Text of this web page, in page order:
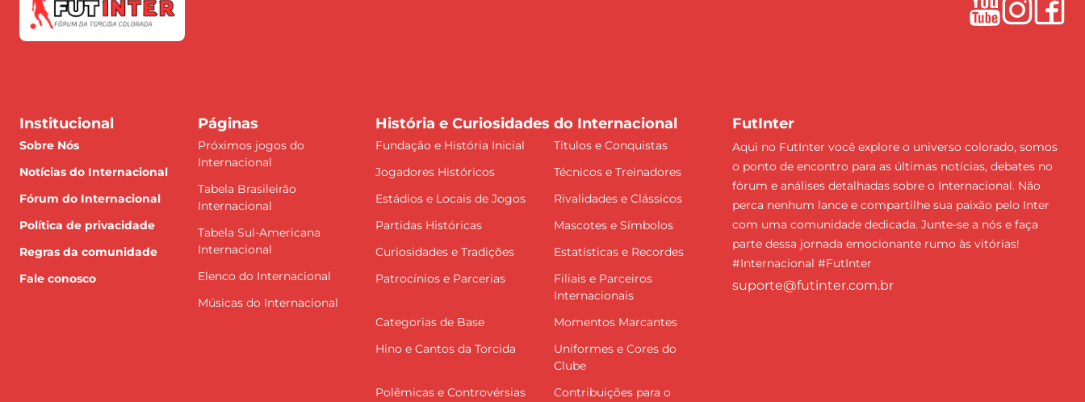
Institucional
Sobre Nós
Notícias do Internacional
Fórum do Internacional
Política de privacidade
Regras da comunidade
Fale conosco
Páginas
Próximos jogos do
Internacional
Tabela Brasileirão
Internacional
Tabela Sul-Americana
Internacional
Elenco do Internacional
Músicas do Internacional
História e Curiosidades do Internacional
Fundação e História Inicial
Títulos e Conquistas
Jogadores Históricos
Técnicos e Treinadores
Estádios e Locais de Jogos
Rivalidades e Clássicos
Partidas Históricas
Mascotes e Símbolos
Curiosidades e Tradições
Estatísticas e Recordes
Patrocínios e Parcerias
Filiais e Parceiros
Internacionais
Categorias de Base
Momentos Marcantes
Hino e Cantos da Torcida
Uniformes e Cores do
Clube
Polêmicas e Controvérsias
Contribuições para o
FutInter
Aqui no FutInter você explore o universo colorado, somos
o ponto de encontro para as últimas notícias, debates no
fórum e análises detalhadas sobre o Internacional. Não
perca nenhum lance e compartilhe sua paixão pelo Inter
com uma comunidade dedicada. Junte-se a nós e faça
parte dessa jornada emocionante rumo às vitórias!
#Internacional #FutInter
suporte@futinter.com.br